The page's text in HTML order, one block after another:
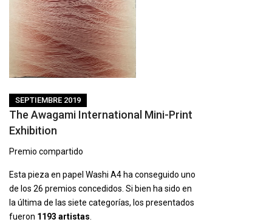
SEPTIEMBRE 2019
The Awagami International Mini-Print
Exhibition
Premio compartido
Esta pieza en papel Washi A4 ha conseguido uno
de los 26 premios concedidos. Si bien ha sido en
la última de las siete categorías, los presentados
fueron 1193 artistas